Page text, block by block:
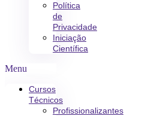
Política
de
Privacidade
Iniciação
Científica
Menu
Cursos
Técnicos
Profissionalizantes